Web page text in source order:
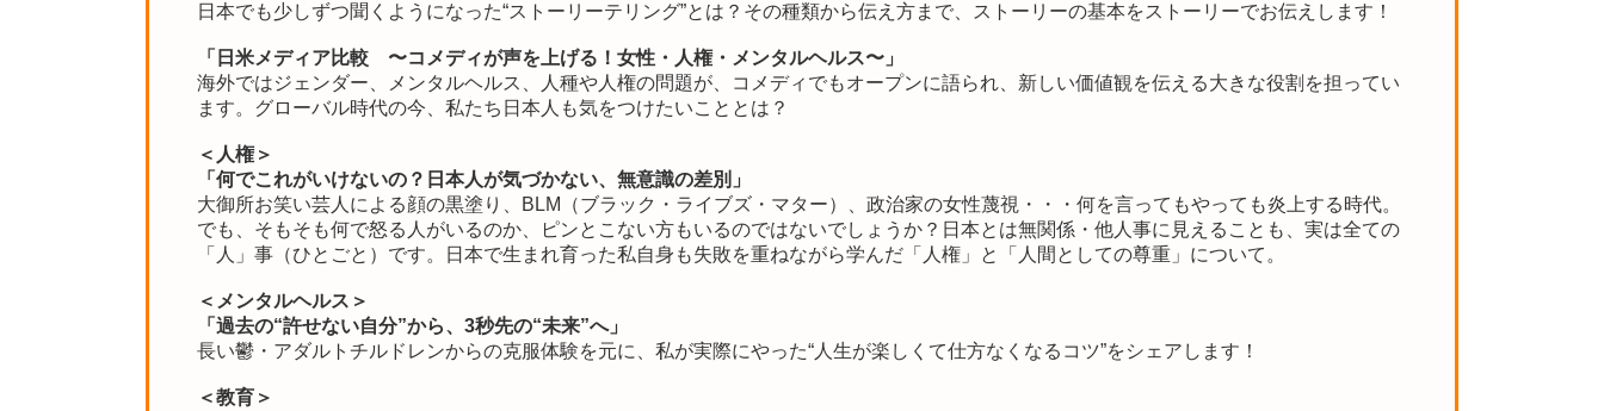
日本でも少しずつ聞くようになった“ストーリーテリング”とは？その種類から伝え方まで、ストーリーの基本をストーリーでお伝えします！
「日米メディア比較 〜コメディが声を上げる！女性・人権・メンタルヘルス〜」
海外ではジェンダー、メンタルヘルス、人種や人権の問題が、コメディでもオープンに語られ、新しい価値観を伝える大きな役割を担ってい
ます。グローバル時代の今、私たち日本人も気をつけたいこととは？
＜人権＞
「何でこれがいけないの？日本人が気づかない、無意識の差別」
大御所お笑い芸人による顔の黒塗り、BLM（ブラック・ライブズ・マター）、政治家の女性蔑視・・・何を言ってもやっても炎上する時代。
でも、そもそも何で怒る人がいるのか、ピンとこない方もいるのではないでしょうか？日本とは無関係・他人事に見えることも、実は全ての
「人」事（ひとごと）です。日本で生まれ育った私自身も失敗を重ねながら学んだ「人権」と「人間としての尊重」について。
＜メンタルヘルス＞
「過去の“許せない自分”から、3秒先の“未来”へ」
長い鬱・アダルトチルドレンからの克服体験を元に、私が実際にやった“人生が楽しくて仕方なくなるコツ”をシェアします！
＜教育＞